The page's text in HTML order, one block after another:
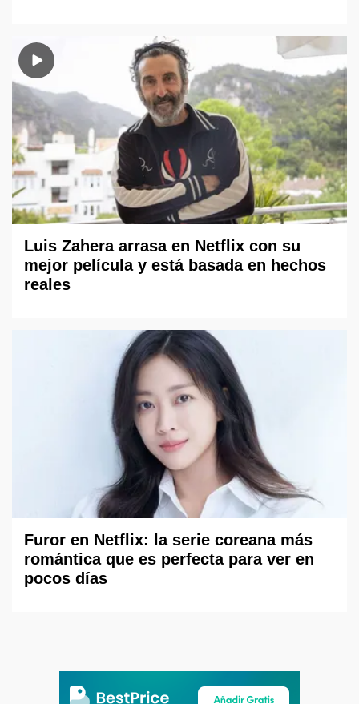
Luis Zahera arrasa en Netflix con su
mejor película y está basada en hechos
reales
Furor en Netflix: la serie coreana más
romántica que es perfecta para ver en
pocos días